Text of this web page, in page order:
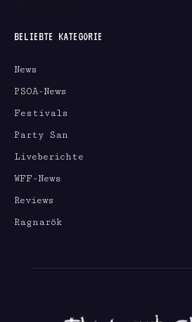
BELIEBTE KATEGORIE
News
PSOA-News
Festivals
Party San
Liveberichte
WFF-News
Reviews
Ragnarök